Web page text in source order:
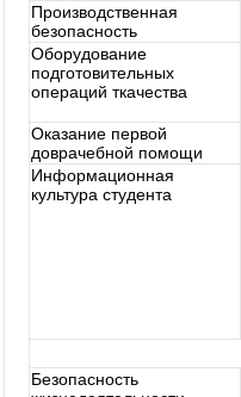
Производственная
безопасность
Оборудование
подготовительных
операций ткачества
Оказание первой
доврачебной помощи
Информационная
культура студента
Безопасность